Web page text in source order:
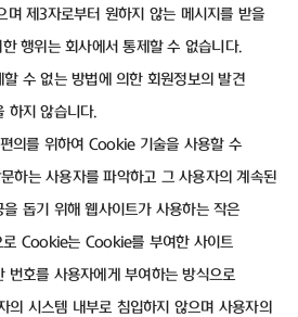
며 제3자로부터 원하지 않는 메시지를 받을
행위는 회사에서 통제할 수 없습니다.
수 없는 방법에 의한 회원정보의 발견
하지 않습니다.
의를 위하여 Cookie 기술을 사용할 수
하는 사용자를 파악하고 그 사용자의 계속된
돕기 위해 웹사이트가 사용하는 작은
로 Cookie는 Cookie를 부여한 사이트
번호를 사용자에게 부여하는 방식으로
의 시스템 내부로 침입하지 않으며 사용자의